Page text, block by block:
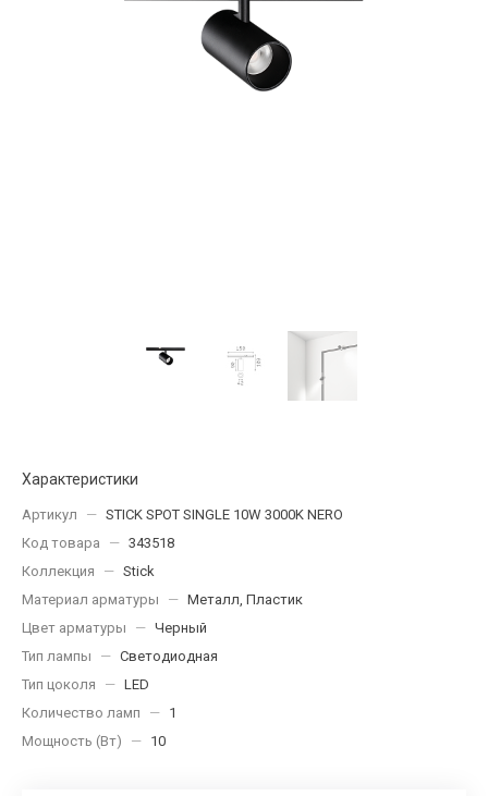
Характеристики
Артикул — STICK SPOT SINGLE 10W 3000K NERO
Код товара
— 343518
Коллекция
— Stick
Материал арматуры
— Металл, Пластик
Цвет арматуры
— Черный
Тип лампы
— Светодиодная
Тип цоколя
— LED
Количество ламп
— 1
Мощность (Вт)
— 10